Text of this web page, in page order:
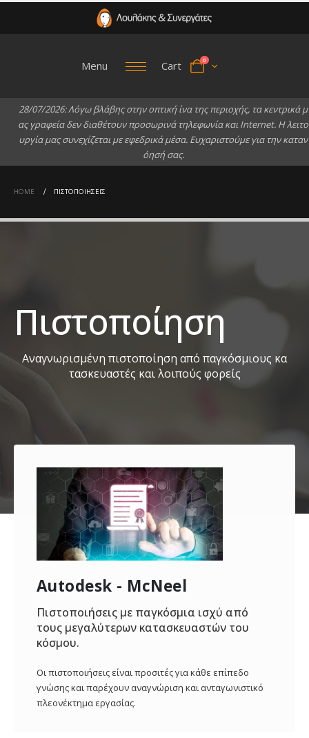
Menu Cart 0
28/07/2026:Λόγω βλάβης στην οπτική ίνα της περιοχής, τα κεντρικά μ
ας γραφεία δεν διαθέτουν προσωρινά τηλεφωνία και Internet. Ηλειτο
υργία μας συνεχίζεται με εφεδρικά μέσα. Ευχαριστούμε για την καταν
όησή σας.
HOME ΠΙΣΤΟΠΟΙΉΣΕΙΣ
Πιστοποίηση
Αναγνωρισμένη πιστοποίηση από παγκόσμιους κα
τασκευαστές και λοιπούς φορείς
Autodesk - McNeel
Πιστοποιήσεις με παγκόσμια ισχύ από
τους μεγαλύτερων κατασκευαστών του
κόσμου.
Οι πιστοποιήσεις είναι προσιτές για κάθε επίπεδο
γνώσης και παρέχουν αναγνώριση και ανταγωνιστικό
πλεονέκτημα εργασίας.